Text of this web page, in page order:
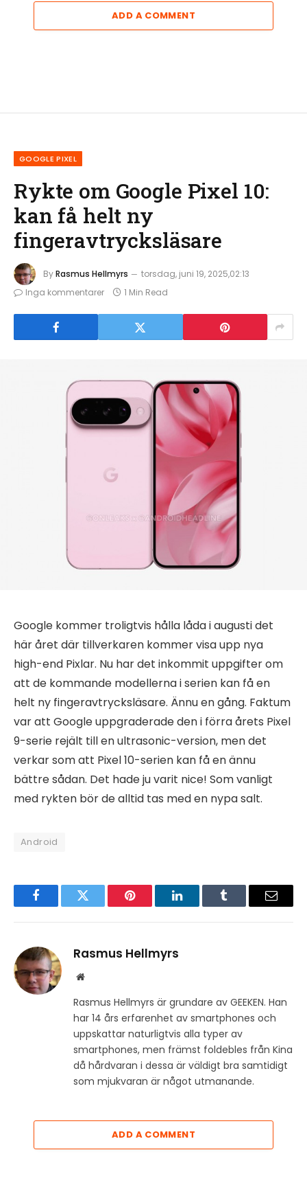
ADD A COMMENT
GOOGLE PIXEL
Rykte om Google Pixel 10:
kan få helt ny
fingeravtrycksläsare
ByRasmus Hellmyrs
torsdag, juni 19, 2025,02:13
Inga kommentarer
1 Min Read
Google kommer troligtvis hålla låda i augusti det
här året där tillverkaren kommer visa upp nya
high-end Pixlar. Nu har det inkommit uppgifter om
att de kommande modellerna i serien kan få en
helt ny fingeravtrycksläsare. Ännu en gång. Faktum
var att Google uppgraderade den i förra årets Pixel
9-serie rejält till en ultrasonic-version, men det
verkar som att Pixel 10-serien kan få en ännu
bättre sådan. Det hade ju varit nice! Som vanligt
med rykten bör de alltid tas med en nypa salt.
Android
FacebookTwitter Pinterest LinkedInTumblr Email
Rasmus Hellmyrs
Website
Rasmus Hellmyrs är grundare av GEEKEN. Han
har 14 års erfarenhet av smartphones och
uppskattar naturligtvis alla typer av
smartphones, men främst foldebles från Kina
då hårdvaran i dessa är väldigt bra samtidigt
som mjukvaran är något utmanande.
ADD A COMMENT